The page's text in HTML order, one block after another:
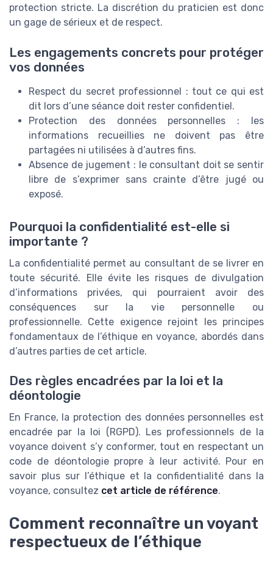
protection stricte. La discrétion du praticien est donc
un gage de sérieux et de respect.
Les engagements concrets pour protéger
vos données
Respect du secret professionnel : tout ce qui est
dit lors d’une séance doit rester confidentiel.
Protection des données personnelles : les
informations recueillies ne doivent pas être
partagées ni utilisées à d’autres fins.
Absence de jugement : le consultant doit se sentir
libre de s’exprimer sans crainte d’être jugé ou
exposé.
Pourquoi la confidentialité est-elle si
importante ?
La confidentialité permet au consultant de se livrer en
toute sécurité. Elle évite les risques de divulgation
d’informations privées, qui pourraient avoir des
conséquences sur la vie personnelle ou
professionnelle. Cette exigence rejoint les principes
fondamentaux de l’éthique en voyance, abordés dans
d’autres parties de cet article.
Des règles encadrées par la loi et la
déontologie
En France, la protection des données personnelles est
encadrée par la loi (RGPD). Les professionnels de la
voyance doivent s’y conformer, tout en respectant un
code de déontologie propre à leur activité. Pour en
savoir plus sur l’éthique et la confidentialité dans la
voyance, consultez cet article de référence.
Comment reconnaître un voyant
respectueux de l’éthique